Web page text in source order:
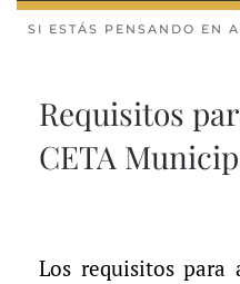
SI ESTÁS PENSANDO EN
Requisitos
CETA
Los requisitos